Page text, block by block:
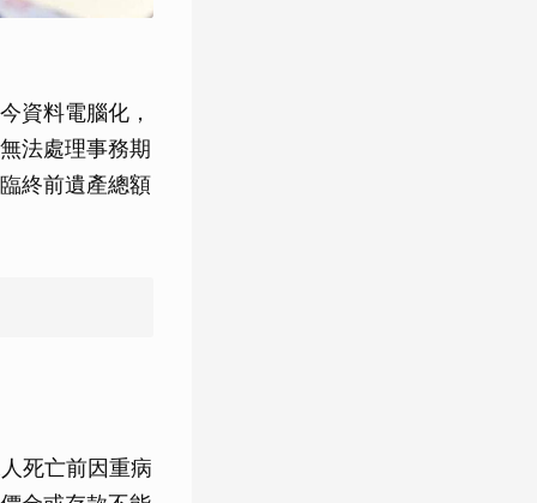
資料電腦化，
法處理事務期
終前遺產總額
死亡前因重病